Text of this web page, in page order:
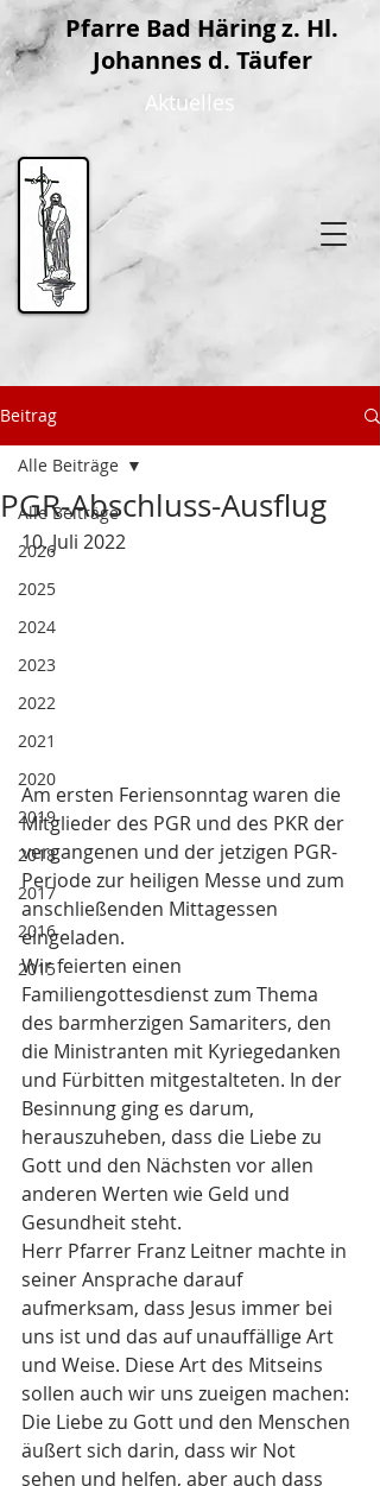
Pfarre Bad Häring z. Hl.
Johannes d. Täufer
Aktuelles
Beitrag
Alle Beiträge
2026
2025
2024
2023
2022
2021
2020
2019
2018
2017
2016
2015
Alle Beiträge
PGR-Abschluss-Ausflug
10. Juli 2022
Am ersten Feriensonntag waren die
Mitglieder des PGR und des PKR der
vergangenen und der jetzigen PGR-
Periode zur heiligen Messe und zum
anschließenden Mittagessen
eingeladen.
Wir feierten einen
Familiengottesdienst zum Thema
des barmherzigen Samariters, den
die Ministranten mit Kyriegedanken
und Fürbitten mitgestalteten. In der
Besinnung ging es darum,
herauszuheben, dass die Liebe zu
Gott und den Nächsten vor allen
anderen Werten wie Geld und
Gesundheit steht.
Herr Pfarrer Franz Leitner machte in
seiner Ansprache darauf
aufmerksam, dass Jesus immer bei
uns ist und das auf unauffällige Art
und Weise. Diese Art des Mitseins
sollen auch wir uns zueigen machen:
Die Liebe zu Gott und den Menschen
äußert sich darin, dass wir Not
sehen und helfen, aber auch dass